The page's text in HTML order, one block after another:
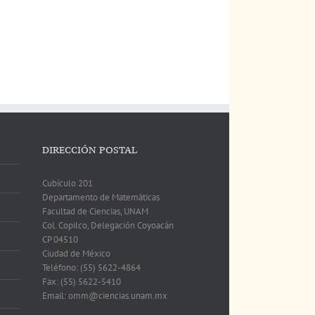
DIRECCIÓN POSTAL
Cubículo 201
Departamento de Matemáticas
Facultad de Ciencias, UNAM
Col. Copilco, Delegación Coyoacán
CP 04510
Ciudad de México
Teléfono: (55) 5622-4864
Fax: (55) 5622-5410
Email: omm@ciencias.unam.mx